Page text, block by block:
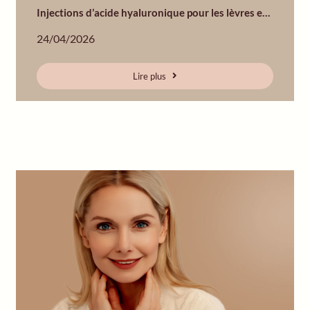
Injections d’acide hyaluronique pour les lèvres en Suisse
24/04/2026
Lire plus